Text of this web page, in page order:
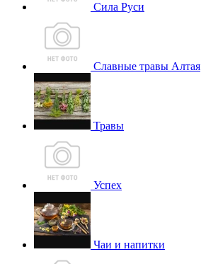
Сила Руси
Славные травы Алтая
Травы
Успех
Чаи и напитки